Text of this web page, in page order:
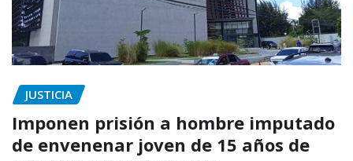
JUSTICIA
Imponen prisión a hombre imputado
de envenenar joven de 15 años de